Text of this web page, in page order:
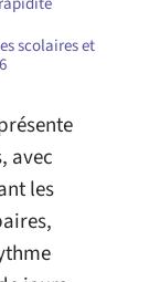
scolaires et
avec
les